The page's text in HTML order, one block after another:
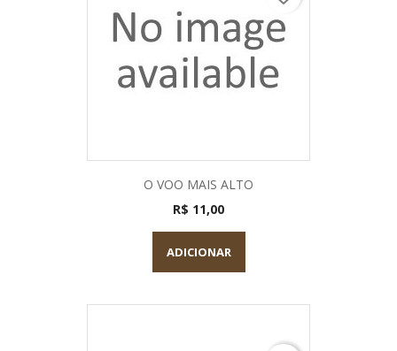
O VOO MAIS ALTO
R$ 11,00
ADICIONAR